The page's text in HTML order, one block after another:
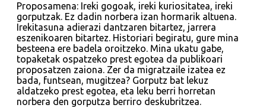
Proposamena: Ireki gogoak, ireki kuriositatea, ireki
gorputzak. Ez dadin norbera izan hormarik altuena.
Irekitasuna adierazi dantzaren bitartez, jarrera
eszenikoaren bitartez. Historiari begiratu, gure mina
besteena ere badela oroitzeko. Mina ukatu gabe,
topaketak ospatzeko prest egotea da publikoari
proposatzen zaiona. Zer da migratzaile izatea ez
bada, funtsean, mugitzea? Gorputz bat lekuz
aldatzeko prest egotea, eta leku berri horretan
norbera den gorputza berriro deskubritzea.